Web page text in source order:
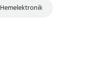
Hemelektronik